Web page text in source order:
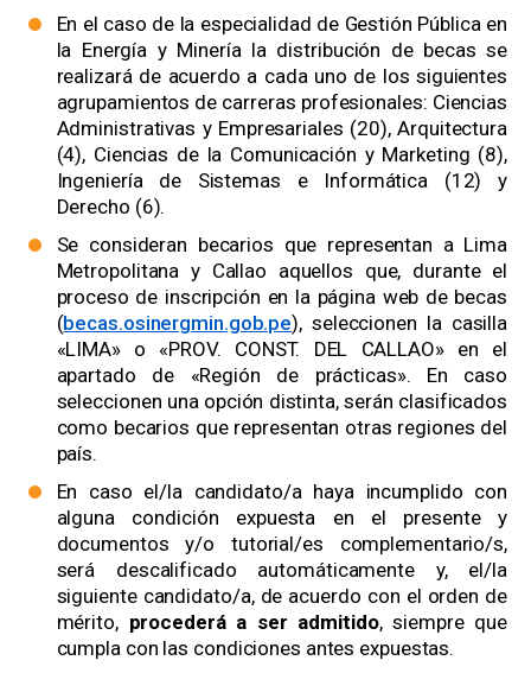
En el caso de la especialidad de Gestión Pública en
la Energía y Minería la distribución de becas se
realizará de acuerdo a cada uno de los siguientes
agrupamientos de carreras profesionales: Ciencias
Administrativas y Empresariales (20), Arquitectura
(4), Ciencias de la Comunicación y Marketing (8),
Ingeniería de Sistemas e Informática (12) y
Derecho (6).
Se consideran becarios que representan a Lima
Metropolitana y Callao aquellos que, durante el
proceso de inscripción en la página web de becas
(becas.osinergmin.gob.pe), seleccionen la casilla
«LIMA» o «PROV. CONST. DEL CALLAO» en el
apartado de «Región de prácticas». En caso
seleccionen una opción distinta, serán clasificados
como becarios que representan otras regiones del
país.
En caso el/la candidato/a haya incumplido con
alguna condición expuesta en el presente y
documentos y/o tutorial/es complementario/s,
será descalificado automáticamente y, el/la
siguiente candidato/a, de acuerdo con el orden de
mérito, procederá a ser admitido, siempre que
cumpla con las condiciones antes expuestas.